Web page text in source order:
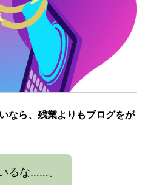
なら、残業よりもブログをが
るな……。